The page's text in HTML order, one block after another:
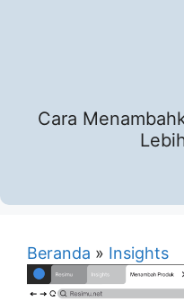
Cara
Beranda » Insights